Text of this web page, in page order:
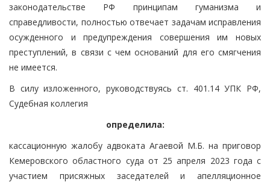
законодательстве РФ принципам гуманизма и
справедливости, полностью отвечает задачам исправления
осужденного и предупреждения совершения им новых
преступлений, в связи с чем оснований для его смягчения
не имеется.
В силу изложенного, руководствуясь ст. 401.14 УПК РФ,
Судебная коллегия
определила:
кассационную жалобу адвоката Агаевой М.Б. на приговор
Кемеровского областного суда от 25 апреля 2023 года с
участием присяжных заседателей и апелляционное